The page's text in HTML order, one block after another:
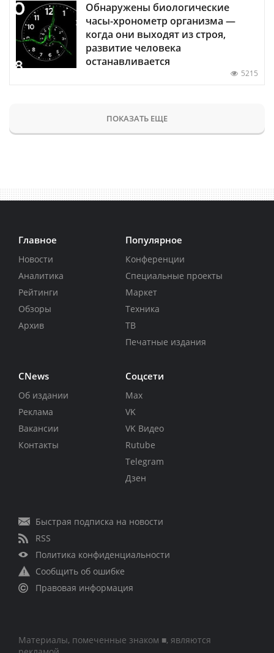
Обнаружены биологические
часы-хронометр организма —
когда они выходят из строя,
развитие человека
останавливается
5215
ПОКАЗАТЬ ЕЩЕ
Главное
Новости
Аналитика
Рейтинги
Обзоры
Архив
Популярное
Конференции
Специальные проекты
Маркет
Техника
ТВ
Печатные издания
CNews
Об издании
Реклама
Вакансии
Контакты
Соцсети
Max
VK
VK Видео
Rutube
Telegram
Дзен
Быстрая подписка на новости
RSS
Политика конфиденциальности
Сообщить об ошибке
Правовая информация
Материалы, помеченные знаком ■, являются